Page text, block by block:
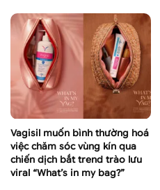
Vagisil muốn bình thường hoá
việc chăm sóc vùng kín qua
chiến dịch bắt trend trào lưu
viral “What’s in my bag?”